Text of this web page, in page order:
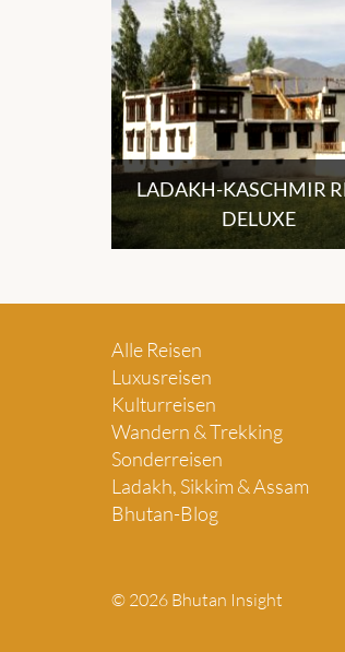
LADAKH-KASCHMIR
DELUXE
Alle Reisen
Luxusreisen
Kulturreisen
Wandern & Trekking
Sonderreisen
Ladakh, Sikkim & Assam
Bhutan-Blog
© 2026 Bhutan Insight